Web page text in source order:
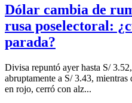
Dólar cambia de
rusa poselectoral:
parada?
Divisa repuntó ayer hasta S/
abruptamente a S/ 3.43,
en rojo, cerró con alz...